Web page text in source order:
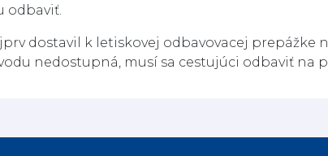
odbaviť.
dostavil k letiskovej odbavovacej prepážke
nedostupná, musí sa cestujúci odbaviť na